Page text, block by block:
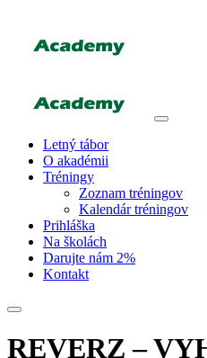
Letný tábor
O akadémii
Tréningy
Zoznam tréningov
Kalendár tréningov
Prihláška
Na školách
Darujte nám 2%
Kontakt
REVERZ –